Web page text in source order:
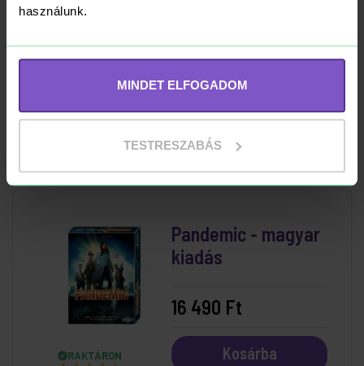
használunk.
MINDET ELFOGADOM
TESTRESZABÁS
4 990 Ft
3 399 Ft
RAKTÁRON
Pandemic - magyar
kiadás
16 490 Ft
Kosárba